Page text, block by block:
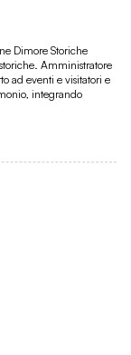
Dimore Storiche
Amministratore
ad eventi e visitatori e
integrando